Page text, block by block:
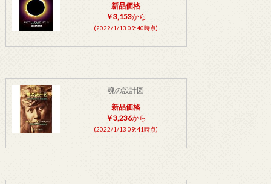
新品価格
￥3,153から
(2022/1/13 09:40時点)
魂の設計図
新品価格
￥3,236から
(2022/1/13 09:41時点)